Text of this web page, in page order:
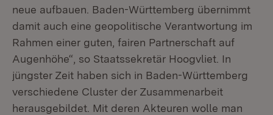
neue aufbauen. Baden-Württemberg übernimmt
damit auch eine geopolitische Verantwortung im
Rahmen einer guten, fairen Partnerschaft auf
Augenhöhe“, so Staatssekretär Hoogvliet. In
jüngster Zeit haben sich in Baden-Württemberg
verschiedene Cluster der Zusammenarbeit
herausgebildet. Mit deren Akteuren wolle man